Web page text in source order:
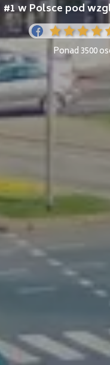
#1 w Polsce pod
Ponad 3500